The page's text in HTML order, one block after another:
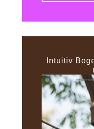
Intuitiv